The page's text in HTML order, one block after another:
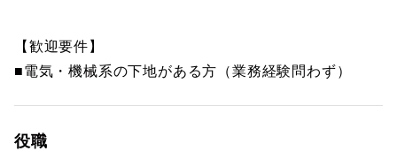
【歓迎要件】
■電気・機械系の下地がある方（業務経験問わず）
役職